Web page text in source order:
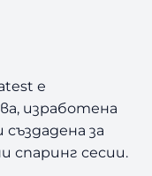
е
изработена
за
спаринг сесии.